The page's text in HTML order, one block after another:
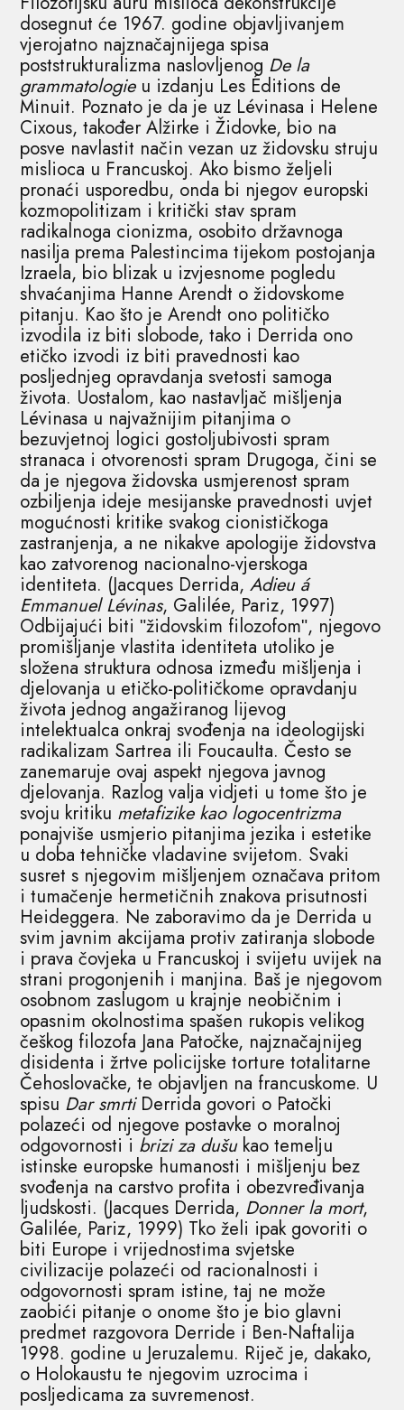
dosegnut će 1967. godine objavljivanjem
vjerojatno najznačajnijega spisa
poststrukturalizma naslovljenog De la
grammatologieu izdanju Les Éditions de
Minuit. Poznato je da je uz Lévinasa i Helene
Cixous, također Alžirke i Židovke, bio na
posve navlastit način vezan uz židovsku struju
mislioca u Francuskoj. Ako bismo željeli
pronaći usporedbu, onda bi njegov europski
kozmopolitizam i kritički stav spram
radikalnoga cionizma, osobito državnoga
nasilja prema Palestincima tijekom postojanja
Izraela, bio blizak u izvjesnome pogledu
shvaćanjima Hanne Arendt o židovskome
pitanju. Kao što je Arendt ono političko
izvodila iz biti slobode, tako i Derrida ono
etičko izvodi iz biti pravednosti kao
posljednjeg opravdanja svetosti samoga
života. Uostalom, kao nastavljač mišljenja
Lévinasa u najvažnijim pitanjima o
bezuvjetnoj logici gostoljubivosti spram
stranaca i otvorenosti spram Drugoga, čini se
da je njegova židovska usmjerenost spram
ozbiljenja ideje mesijanske pravednosti uvjet
mogućnosti kritike svakog cionističkoga
zastranjenja, a ne nikakve apologije židovstva
kao zatvorenog nacionalno-vjerskoga
identiteta. (Jacques Derrida,Adieu á
Emmanuel Lévinas, Galilée, Pariz, 1997)
Odbijajući biti ʺžidovskim filozofomʺ, njegovo
promišljanje vlastita identiteta utoliko je
složena struktura odnosa između mišljenja i
djelovanja u etičko-političkome opravdanju
života jednog angažiranog lijevog
intelektualca onkraj svođenja na ideologijski
radikalizam Sartrea ili Foucaulta. Često se
zanemaruje ovaj aspekt njegova javnog
djelovanja. Razlog valja vidjeti u tome što je
svoju kritiku metafizike kao logocentrizma
ponajviše usmjerio pitanjima jezika i estetike
u doba tehničke vladavine svijetom. Svaki
susret s njegovim mišljenjem označava pritom
i tumačenje hermetičnih znakova prisutnosti
Heideggera. Ne zaboravimo da je Derrida u
svim javnim akcijama protiv zatiranja slobode
i prava čovjeka u Francuskoj i svijetu uvijek na
strani progonjenih i manjina. Baš je njegovom
osobnom zaslugom u krajnje neobičnim i
opasnim okolnostima spašen rukopis velikog
češkog filozofa Jana Patočke, najznačajnijeg
disidenta i žrtve policijske torture totalitarne
Čehoslovačke, te objavljen na francuskome. U
spisu Dar smrti Derrida govori o Patočki
polazeći od njegove postavke o moralnoj
odgovornosti i brizi za dušu kao temelju
istinske europske humanosti i mišljenju bez
svođenja na carstvo profita i obezvređivanja
ljudskosti. (Jacques Derrida, Donner la mort,
Galilée, Pariz, 1999) Tko želi ipak govoriti o
biti Europe i vrijednostima svjetske
civilizacije polazeći od racionalnosti i
odgovornosti spram istine, taj ne može
zaobići pitanje o onome što je bio glavni
predmet razgovora Derride i Ben-Naftalija
1998. godine u Jeruzalemu. Riječ je, dakako,
o Holokaustu te njegovim uzrocima i
posljedicama za suvremenost.